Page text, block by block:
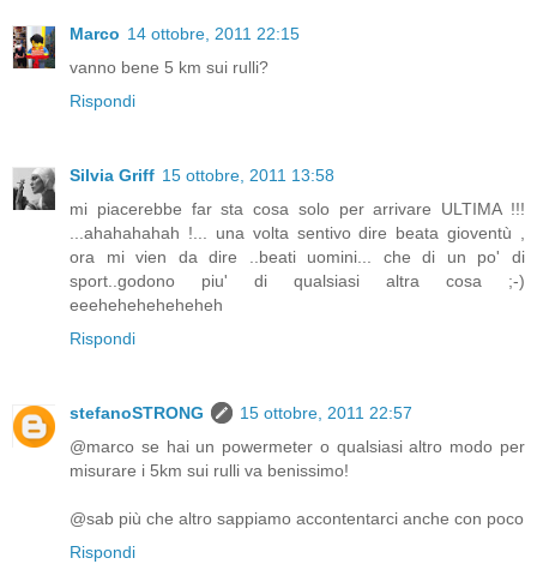
Marco 14 ottobre, 2011 22:15
vanno bene 5 km sui rulli?
Rispondi
Silvia Griff 15 ottobre, 2011 13:58
mi piacerebbe far sta cosa solo per arrivare ULTIMA !!!
...ahahahahah !... una volta sentivo dire beata gioventù ,
ora mi vien da dire ..beati uomini... che di un po' di
sport..godono piu' di qualsiasi altra cosa ;-)
eeeheheheheheheh
Rispondi
stefanoSTRONG
15 ottobre, 2011 22:57
@marco se hai un powermeter o qualsiasi altro modo per
misurare i 5km sui rulli va benissimo!
@sab più che altro sappiamo accontentarci anche con poco
Rispondi